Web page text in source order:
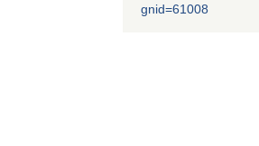
gnid=61008